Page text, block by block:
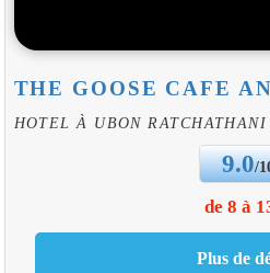
THE GOOSE CAFE
HOTEL À UBON RATCHATHANI
9.0/
de 8 à